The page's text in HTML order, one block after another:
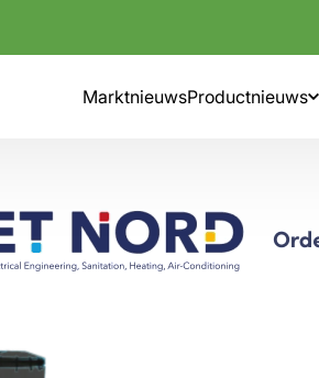
MarktnieuwsProductnieuws